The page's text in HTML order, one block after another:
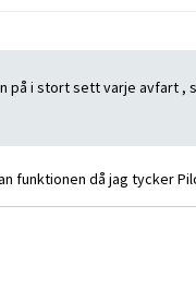
på i stort sett varje avfart ,
funktionen då jag tycker